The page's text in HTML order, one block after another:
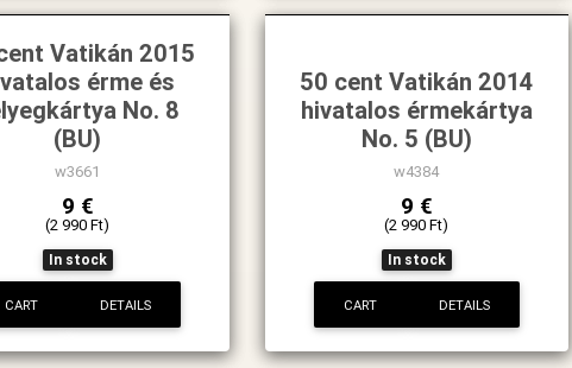
Vatikán 2015
érme és
No. 8
(BU)
w3661
9 €
(2 990 Ft)
In stock
CART DETAILS
50 cent Vatikán 2014
hivatalos érmekártya
No. 5 (BU)
w4384
9 €
(2 990 Ft)
In stock
CART DETAILS